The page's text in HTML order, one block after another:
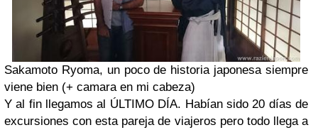
Sakamoto Ryoma, un poco de historia japonesa siempre
viene bien (+ camara en mi cabeza)
Y al fin llegamos al ÚLTIMO DÍA. Habían sido 20 días de
excursiones con esta pareja de viajeros pero todo llega a